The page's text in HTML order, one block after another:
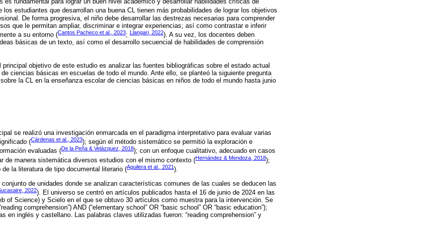
los estudiantes que desarrollan una buena CL tienen más probabilidades de lograr los objetivos
De forma progresiva, el niño debe desarrollar las destrezas necesarias para comprender
que le permitan ampliar, discriminar e integrar experiencias; así como contrastar e inferir
a su entorno (Cantos Pacheco et al., 2023; Llangari, 2022). A su vez, los docentes deben
básicas de un texto, así como el desarrollo secuencial de habilidades de comprensión
objetivo de este estudio es analizar las fuentes bibliográficas sobre el estado actual
ciencias básicas en escuelas de todo el mundo. Ante ello, se planteó la siguiente pregunta
la CL en la enseñanza escolar de ciencias básicas en niños de todo el mundo hasta junio
se realizó una investigación enmarcada en el paradigma interpretativo para evaluar varias
(Cárdenas et al., 2023); según el método sistemático se permitió la exploración e
evaluadas (De la Peña & Velázquez, 2018); con un enfoque cualitativo, adecuado en casos
de manera sistemática diversos estudios con el mismo contexto (Hernández & Mendoza, 2018);
la literatura de tipo documental literario (Aguilera et al., 2021).
conjunto de unidades donde se analizan características comunes de las cuales se deducen las
2022). El universo se centró en artículos publicados hasta el 16 de junio de 2024 en las
of Science) y Scielo en el que se obtuvo 30 artículos como muestra para la intervención. Se
comprehension”) AND (“elementary school” OR “basic school” OR “basic education”);
en inglés y castellano. Las palabras claves utilizadas fueron: “reading comprehension” y